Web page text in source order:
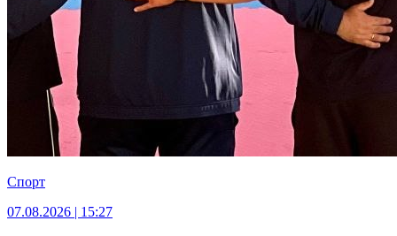
Спорт
07.08.2026 | 15:27